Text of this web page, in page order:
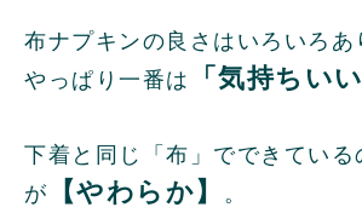
布ナプキンの良さはいろいろあ
やっぱり一番は
「気持ちいい
下着と同じ「布」でできている
が
【やわらか】
。